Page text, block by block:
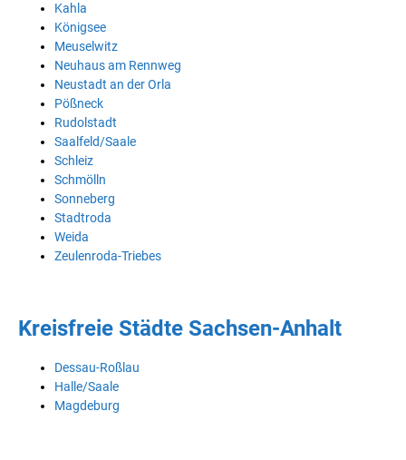
Kahla
Königsee
Meuselwitz
Neuhaus am Rennweg
Neustadt an der Orla
Pößneck
Rudolstadt
Saalfeld/Saale
Schleiz
Schmölln
Sonneberg
Stadtroda
Weida
Zeulenroda-Triebes
Kreisfreie Städte Sachsen-Anhalt
Dessau-Roßlau
Halle/Saale
Magdeburg